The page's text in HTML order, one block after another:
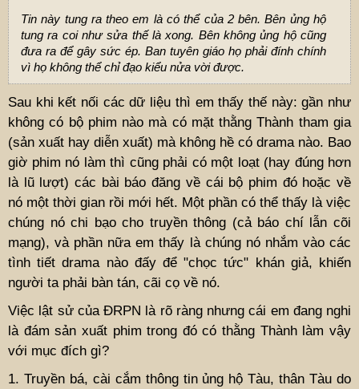
Tin này tung ra theo em là có thể của 2 bên. Bên ủng hộ
tung ra coi như sửa thế là xong. Bên không ủng hộ cũng
đưa ra để gây sức ép. Ban tuyên giáo họ phải đính chính
vì họ không thể chỉ đạo kiểu nửa vời được.
Sau khi kết nối các dữ liệu thì em thấy thế này: gần như
không có bộ phim nào mà có mặt thằng Thành tham gia
(sản xuất hay diễn xuất) mà không hề có drama nào. Bao
giờ phim nó làm thì cũng phải có một loạt (hay đúng hơn
là lũ lượt) các bài báo đăng về cái bộ phim đó hoặc về
nó một thời gian rồi mới hết. Một phần có thể thấy là việc
chúng nó chi bạo cho truyền thông (cả báo chí lẫn cõi
mạng), và phần nữa em thấy là chúng nó nhắm vào các
tình tiết drama nào đấy để "chọc tức" khán giả, khiến
người ta phải bàn tán, cãi cọ về nó.
Việc lật sử của ĐRPN là rõ ràng nhưng cái em đang nghi
là đám sản xuất phim trong đó có thằng Thành làm vậy
với mục đích gì?
1. Truyền bá, cài cắm thông tin ủng hộ Tàu, thân Tàu do